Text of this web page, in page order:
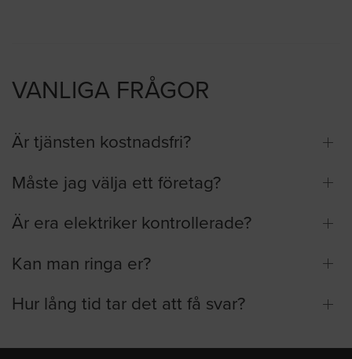
VANLIGA FRÅGOR
Är tjänsten kostnadsfri?
Måste jag välja ett företag?
Är era elektriker kontrollerade?
Kan man ringa er?
Hur lång tid tar det att få svar?